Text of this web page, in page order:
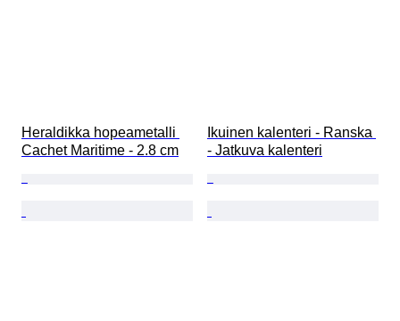
Heraldikka hopeametalli
Cachet Maritime - 2.8 cm
Ikuinen kalenteri - Ranska
- Jatkuva kalenteri